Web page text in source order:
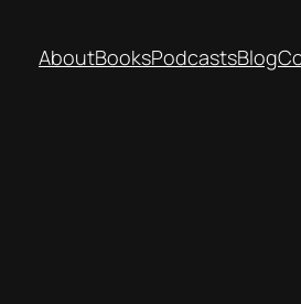
AboutBooksPodcastsBlog